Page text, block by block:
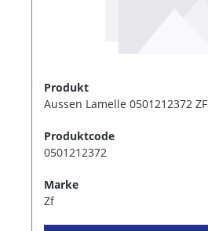
Produkt
Aussen Lamelle 0501212372 ZF
Produktcode
0501212372
Marke
Zf